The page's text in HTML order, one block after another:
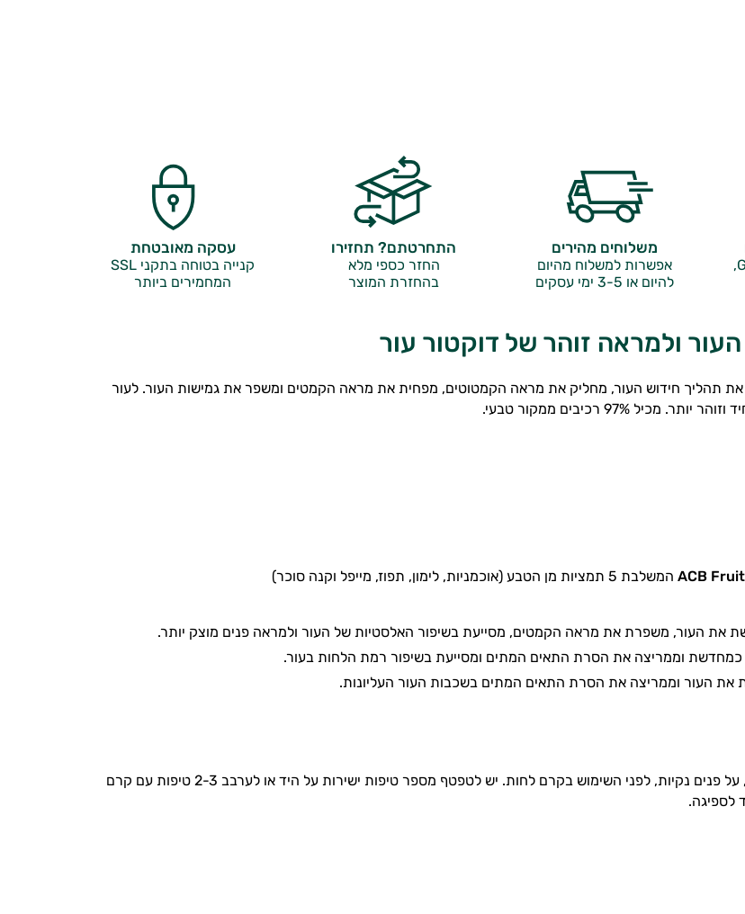
משלוחים מהירים
אפשרות למשלוח מהיום
להיום או 3-5 ימי עסקים
התחרטתם? תחזירו
החזר כספי מלא
בהחזרת המוצר
עסקה מאובטחת
קנייה בטוחה בתקני SSL
המחמירים ביותר
ולמראה זוהר של דוקטור עור
את תהליך חידוש העור, מחליק את מראה הקמטוטים, מפחית את מראה הקמטים ומשפר את גמישות העור. לעור
97% רכיבים ממקור טבעי.
ACB המשלבת 5 תמציות מן הטבע (אוכמניות, לימון, תפוז, מייפל וקנה סוכר)
את העור, משפרת את מראה הקמטים, מסייעת בשיפור האלסטיות של העור ולמראה פנים מוצק יותר.
כמחדשת וממריצה את הסרת התאים המתים ומסייעת בשיפור רמת הלחות בעור.
את העור וממריצה את הסרת התאים המתים בשכבות העור העליונות.
לשימוש יומיומי ביום ובלילה, על פנים נקיות, לפני השימוש בקרם לחות. יש לטפטף מספר טיפות ישירות על היד או לערבב 2-3 טיפות עם קרם
לספיגה.